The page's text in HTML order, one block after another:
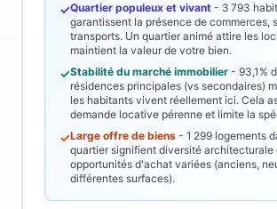
✓Quartier populeux et vivant - 3 793
garantissent la présence de commerces,
transports. Un quartier animé attire les
maintient la valeur de votre bien.
✓Stabilité du marché immobilier - 93,1%
résidences principales (vs secondaires)
les habitants vivent réellement ici. Cela
demande locative pérenne et limite la
✓Large offre de biens - 1 299 logements
quartier signifient diversité architecturale
opportunités d'achat variées (anciens,
différentes surfaces).